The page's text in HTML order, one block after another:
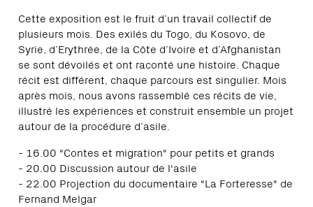
Cette exposition est le fruit d’un travail collectif de
plusieurs mois. Des exilés du Togo, du Kosovo, de
Syrie, d’Erythrée, de la Côte d’Ivoire et d’Afghanistan
se sont dévoilés et ont raconté une histoire. Chaque
récit est différent, chaque parcours est singulier. Mois
après mois, nous avons rassemblé ces récits de vie,
illustré les expériences et construit ensemble un projet
autour de la procédure d’asile.
- 16.00 "Contes et migration" pour petits et grands
- 20.00 Discussion autour de l'asile
- 22.00 Projection du documentaire "La Forteresse" de
Fernand Melgar